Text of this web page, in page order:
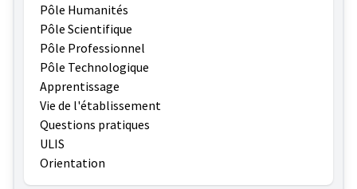
Pôle Humanités
Pôle Scientifique
Pôle Professionnel
Pôle Technologique
Apprentissage
Vie de l'établissement
Questions pratiques
ULIS
Orientation